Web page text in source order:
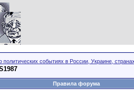
политических событиях в России, Украине,
Правила форума